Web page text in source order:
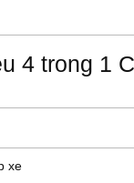
4 trong 1
xe